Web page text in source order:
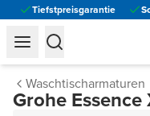
Tiefstpreisgarantie
Waschtischarmaturen
Grohe